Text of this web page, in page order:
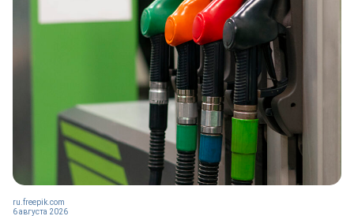
6 августа 2026
ru.freepik.com